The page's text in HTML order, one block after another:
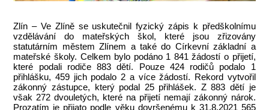
Zlín – Ve Zlíně se uskutečnil fyzický zápis k předškolnímu
vzdělávání do mateřských škol, které jsou zřizovány
statutárním městem Zlínem a také do Církevní základní a
mateřské školy. Celkem bylo podáno 1 841 žádostí o přijetí,
které podali rodiče 883 dětí. Pouze 424 rodičů podalo 1
přihlášku, 459 jich podalo 2 a více žádostí. Rekord vytvořil
zákonný zástupce, který podal 25 přihlášek. Z 883 dětí je
však 272 dvouletých, které na přijetí nemají zákonný nárok.
Prozatím je přijato podle věku dovršenému k 31.8.2021 565